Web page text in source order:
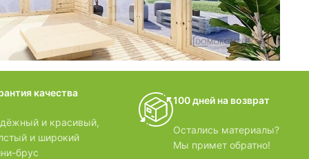
качества
и красивый,
и широкий
брус
100 дней на возврат
Остались материалы?
Мы примет обратно!